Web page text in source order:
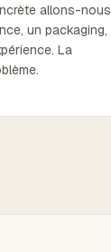
allons-nous
un packaging,
La